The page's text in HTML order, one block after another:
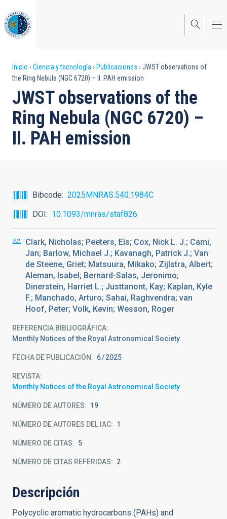
al
contenido
principal
Sobrescribir
enlaces
de
ayuda
a
Inicio Ciencia y tecnología Publicaciones
JWST observations of
the Ring Nebula (NGC 6720) – II. PAH emission
JWST observations of the
Ring Nebula (NGC 6720) –
II. PAH emission
Bibcode
2025MNRAS.540.1984C
DOI
10.1093/mnras/staf826
Clark, Nicholas; Peeters, Els; Cox, Nick L. J.; Cami,
Jan; Barlow, Michael J.; Kavanagh, Patrick J.; Van
de Steene, Griet; Matsuura, Mikako; Zijlstra, Albert;
Aleman, Isabel; Bernard-Salas, Jeronimo;
Dinerstein, Harriet L.; Justtanont, Kay; Kaplan, Kyle
F.; Manchado, Arturo; Sahai, Raghvendra; van
Hoof, Peter; Volk, Kevin; Wesson, Roger
REFERENCIA BIBLIOGRÁFICA
Monthly Notices of the Royal Astronomical Society
FECHA DE PUBLICACIÓN: 6 2025
REVISTA
Monthly Notices of the Royal Astronomical Society
NÚMERO DE AUTORES 19
NÚMERO DE AUTORES DEL IAC 1
NÚMERO DE CITAS 5
NÚMERO DE CITAS REFERIDAS 2
Descripción
Polycyclic aromatic hydrocarbons (PAHs) and